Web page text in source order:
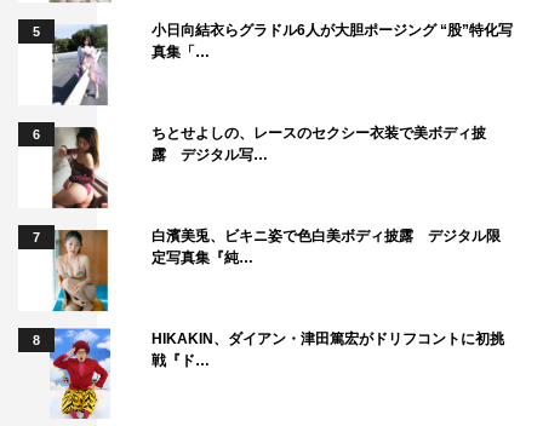
5
小日向結衣らグラドル6人が大胆ポージング “股”特化写
真集「…
6
ちとせよしの、レースのセクシー衣装で美ボディ披
露 デジタル写…
7
白濱美兎、ビキニ姿で色白美ボディ披露 デジタル限
定写真集『純…
8
HIKAKIN、ダイアン・津田篤宏がドリフコントに初挑
戦『ド…